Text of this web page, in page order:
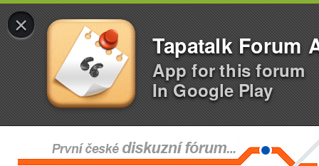
×
Tapatalk Forum
App for this forum
In Google Play